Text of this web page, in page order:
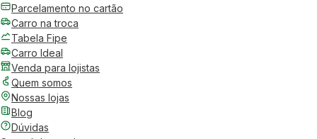
Parcelamento no cartão
Carro na troca
Tabela Fipe
Carro Ideal
Venda para lojistas
Quem somos
Nossas lojas
Blog
Dúvidas